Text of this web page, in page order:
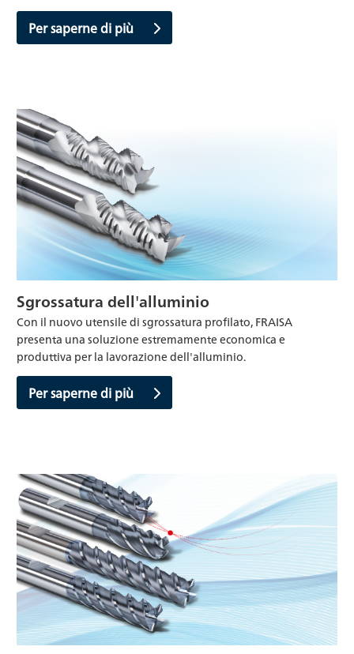
Per saperne di più
Sgrossatura dell'alluminio
Con il nuovo utensile di sgrossatura profilato, FRAISA
presenta una soluzione estremamente economica e
produttiva per la lavorazione dell'alluminio.
Per saperne di più